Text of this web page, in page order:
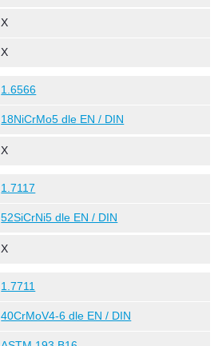
X
X
1.6566
18NiCrMo5 dle EN / DIN
X
1.7117
52SiCrNi5 dle EN / DIN
X
1.7711
40CrMoV4-6 dle EN / DIN